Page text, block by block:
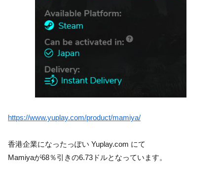
https://www.yuplay.com/product/mamiya/
香港企業になったっぽい Yuplay.com にて
Mamiyaが68％引きの6.73ドルとなっています。